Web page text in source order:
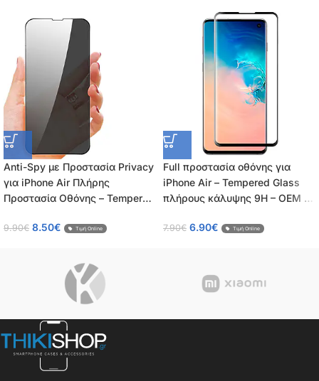
Anti-Spy με Προστασία Privacy
για iPhone Air Πλήρης
Προστασία Οθόνης – Tempered
0.26mm
9.90€ 8.50€ Τιμή Online
Full προστασία οθόνης για
iPhone Air – Tempered Glass
πλήρους κάλυψης 9H – OEM –
7.90€ 6.90€ Τιμή Online